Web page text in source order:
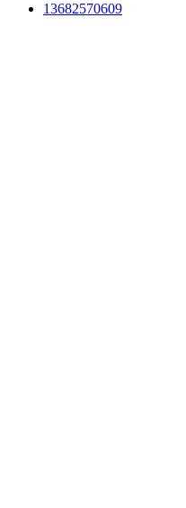
13682570609